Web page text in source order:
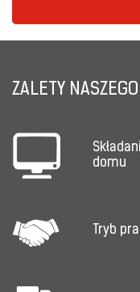
ZALETY
domu
Tryb